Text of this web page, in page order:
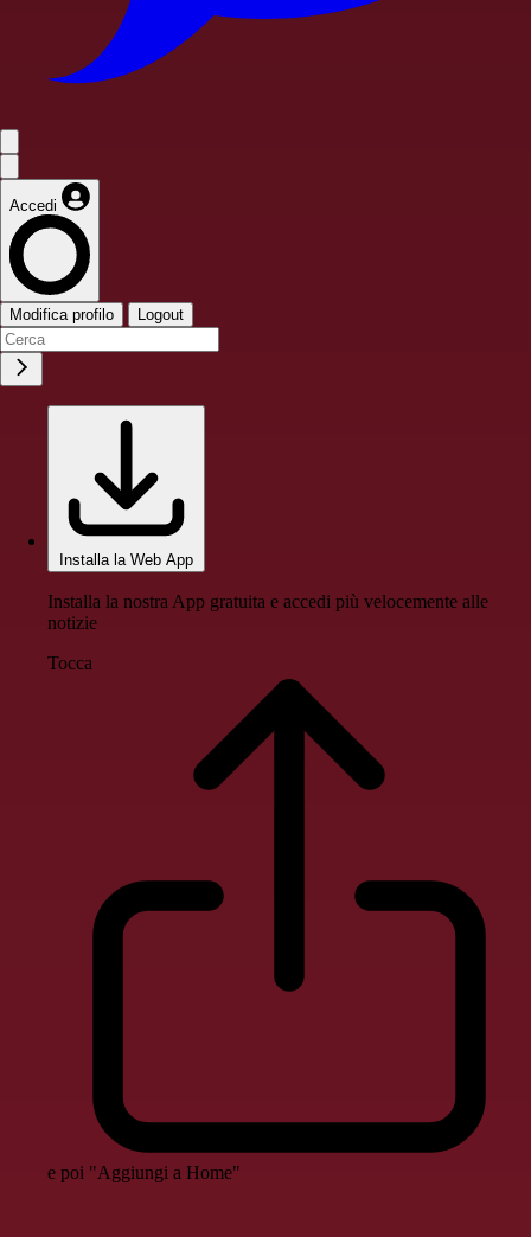
Accedi
Modifica profilo Logout
Installa la Web App
Installa la nostra App gratuita e accedi più velocemente alle
notizie
Tocca
e poi "Aggiungi a Home"